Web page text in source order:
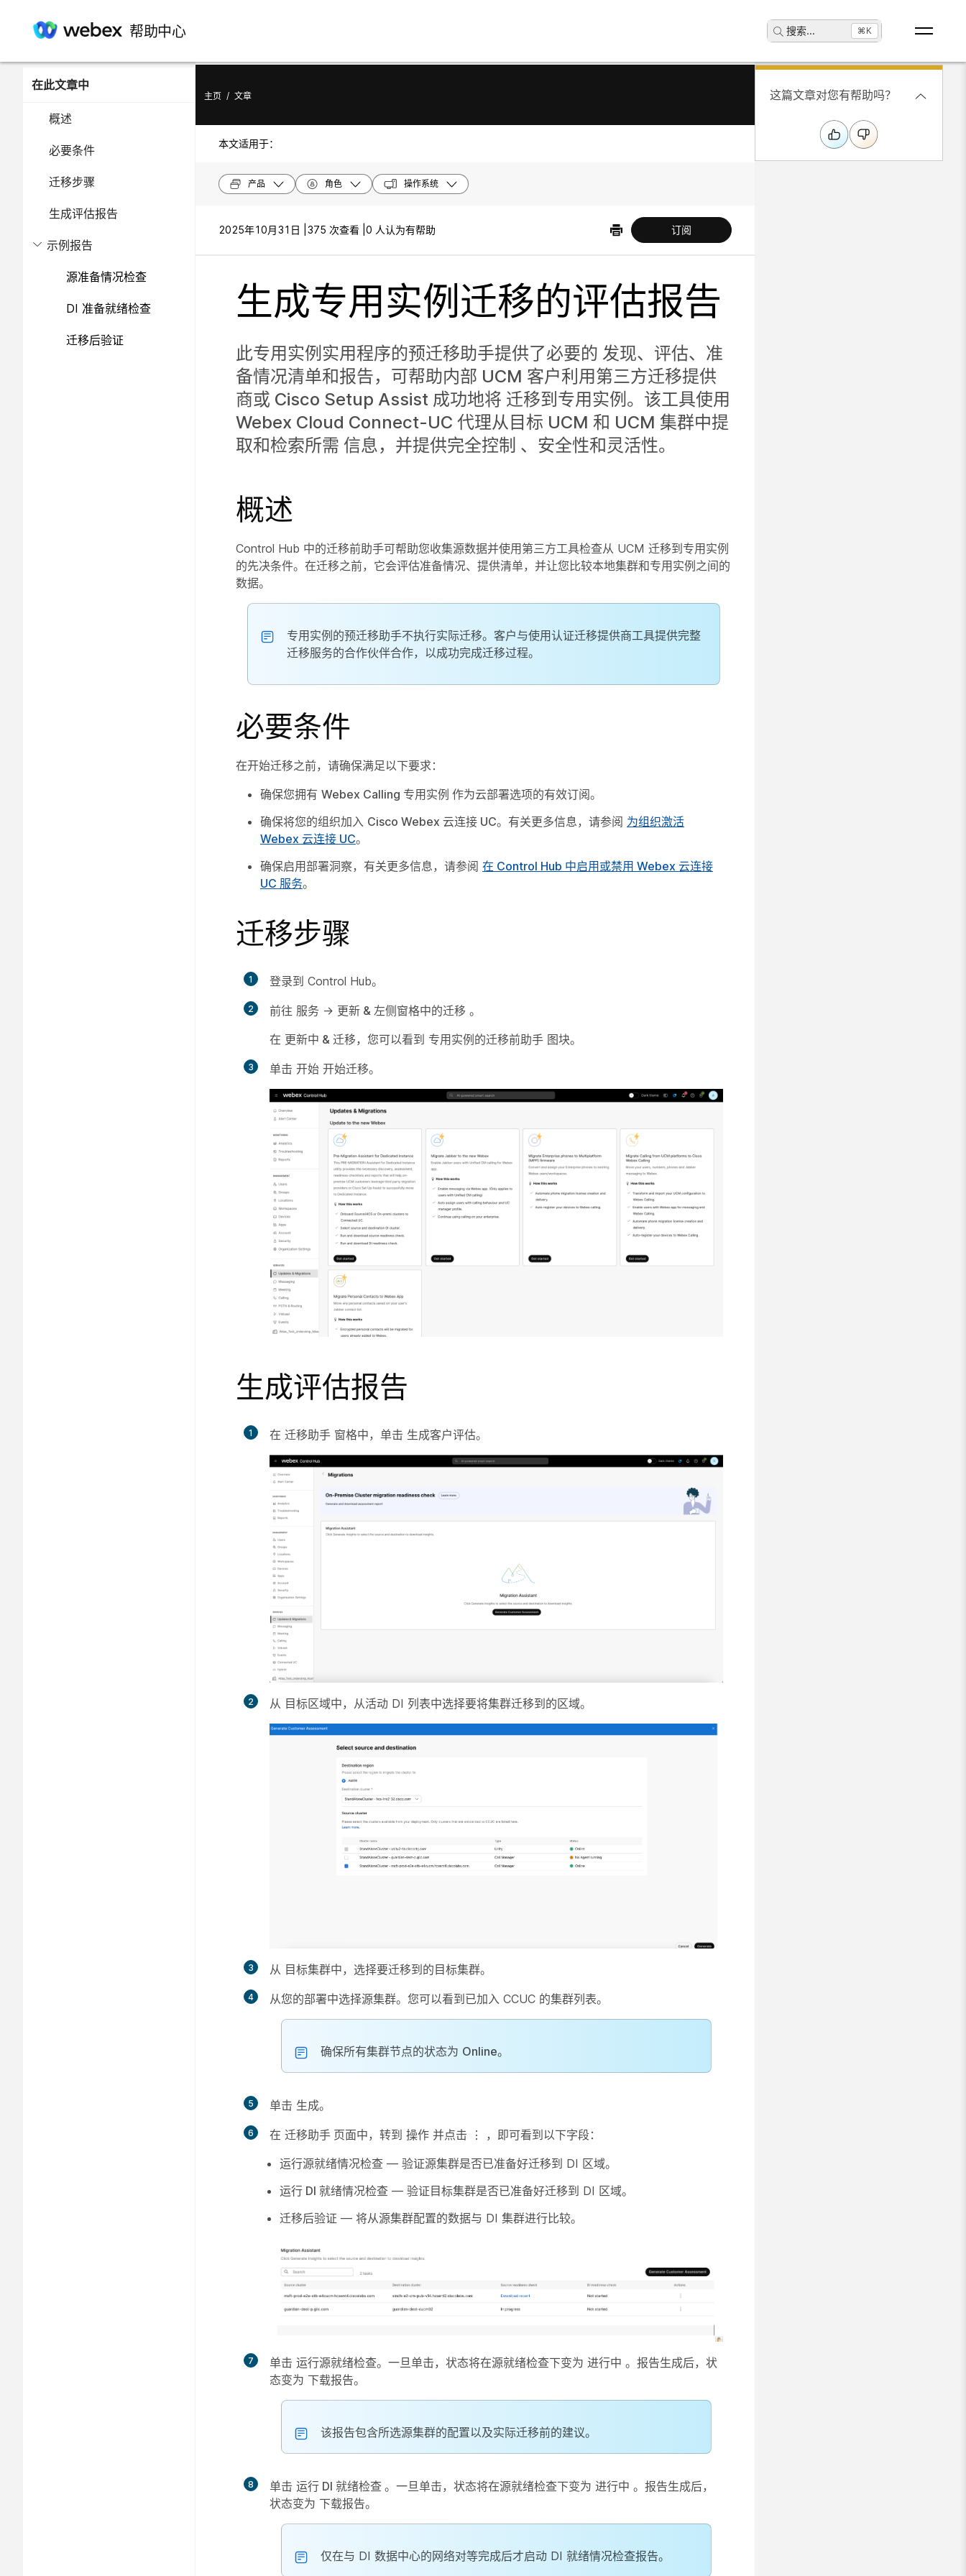
帮助中心 搜索... ⌘K
在此文章中
概述
必要条件
迁移步骤
生成评估报告
示例报告
源准备情况检查
DI 准备就绪检查
迁移后验证
主页 / 文章
本文适用于：
产品 角色 操作系统
2025年10月31日 | 375 次查看 | 0 人认为有帮助 订阅
生成专用实例迁移的评估报告
此专用实例实用程序的预迁移助手提供了必要的 发现、评估、准
备情况清单和报告，可帮助内部 UCM 客户利用第三方迁移提供
商或 Cisco Setup Assist 成功地将 迁移到专用实例。该工具使用
Webex Cloud Connect-UC 代理从目标 UCM 和 UCM 集群中提
取和检索所需 信息，并提供完全控制 、安全性和灵活性。
概述
Control Hub 中的迁移前助手可帮助您收集源数据并使用第三方工具检查从 UCM 迁移到专用实例
的先决条件。在迁移之前，它会评估准备情况、提供清单，并让您比较本地集群和专用实例之间的
数据。
专用实例的预迁移助手不执行实际迁移。客户与使用认证迁移提供商工具提供完整
迁移服务的合作伙伴合作，以成功完成迁移过程。
必要条件
在开始迁移之前，请确保满足以下要求：
确保您拥有 Webex Calling 专用实例 作为云部署选项的有效订阅。
确保将您的组织加入 Cisco Webex 云连接 UC。有关更多信息，请参阅 为组织激活
Webex 云连接 UC。
确保启用部署洞察，有关更多信息，请参阅 在 Control Hub 中启用或禁用 Webex 云连接
UC 服务。
迁移步骤
1 登录到 Control Hub。
2 前往 服务 -> 更新 & 左侧窗格中的迁移 。
在 更新中 & 迁移，您可以看到 专用实例的迁移前助手 图块。
3 单击 开始 开始迁移。
生成评估报告
1 在 迁移助手 窗格中，单击 生成客户评估。
2 从 目标区域中，从活动 DI 列表中选择要将集群迁移到的区域。
3 从 目标集群中，选择要迁移到的目标集群。
4 从您的部署中选择源集群。您可以看到已加入 CCUC 的集群列表。
确保所有集群节点的状态为 Online。
5 单击 生成。
6 在 迁移助手 页面中，转到 操作 并点击 ⋮
，即可看到以下字段：
运行源就绪情况检查 — 验证源集群是否已准备好迁移到 DI 区域。
运行 DI 就绪情况检查 — 验证目标集群是否已准备好迁移到 DI 区域。
迁移后验证 — 将从源集群配置的数据与 DI 集群进行比较。
7 单击 运行源就绪检查。一旦单击，状态将在源就绪检查下变为 进行中 。报告生成后，状
态变为 下载报告。
该报告包含所选源集群的配置以及实际迁移前的建议。
8 单击 运行 DI 就绪检查 。一旦单击，状态将在源就绪检查下变为 进行中 。报告生成后，
状态变为 下载报告。
仅在与 DI 数据中心的网络对等完成后才启动 DI 就绪情况检查报告。
这篇文章对您有帮助吗？